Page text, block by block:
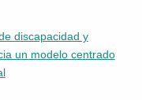
discapacidad y
un modelo centrado